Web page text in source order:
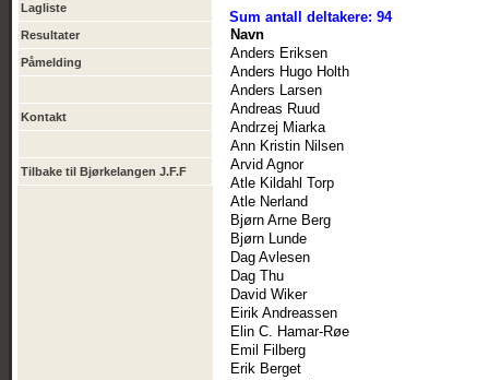
Lagliste
Resultater
Påmelding
Kontakt
Tilbake til Bjørkelangen J.F.F
Sum antall deltakere: 94
Navn
Anders Eriksen
Anders Hugo Holth
Anders Larsen
Andreas Ruud
Andrzej Miarka
Ann Kristin Nilsen
Arvid Agnor
Atle Kildahl Torp
Atle Nerland
Bjørn Arne Berg
Bjørn Lunde
Dag Avlesen
Dag Thu
David Wiker
Eirik Andreassen
Elin C. Hamar-Røe
Emil Filberg
Erik Berget